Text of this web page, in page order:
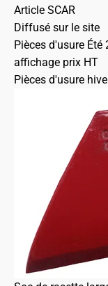
Article SCAR
Diffusé sur le site
Pièces d'usure Été
affichage prix HT
Pièces d'usure